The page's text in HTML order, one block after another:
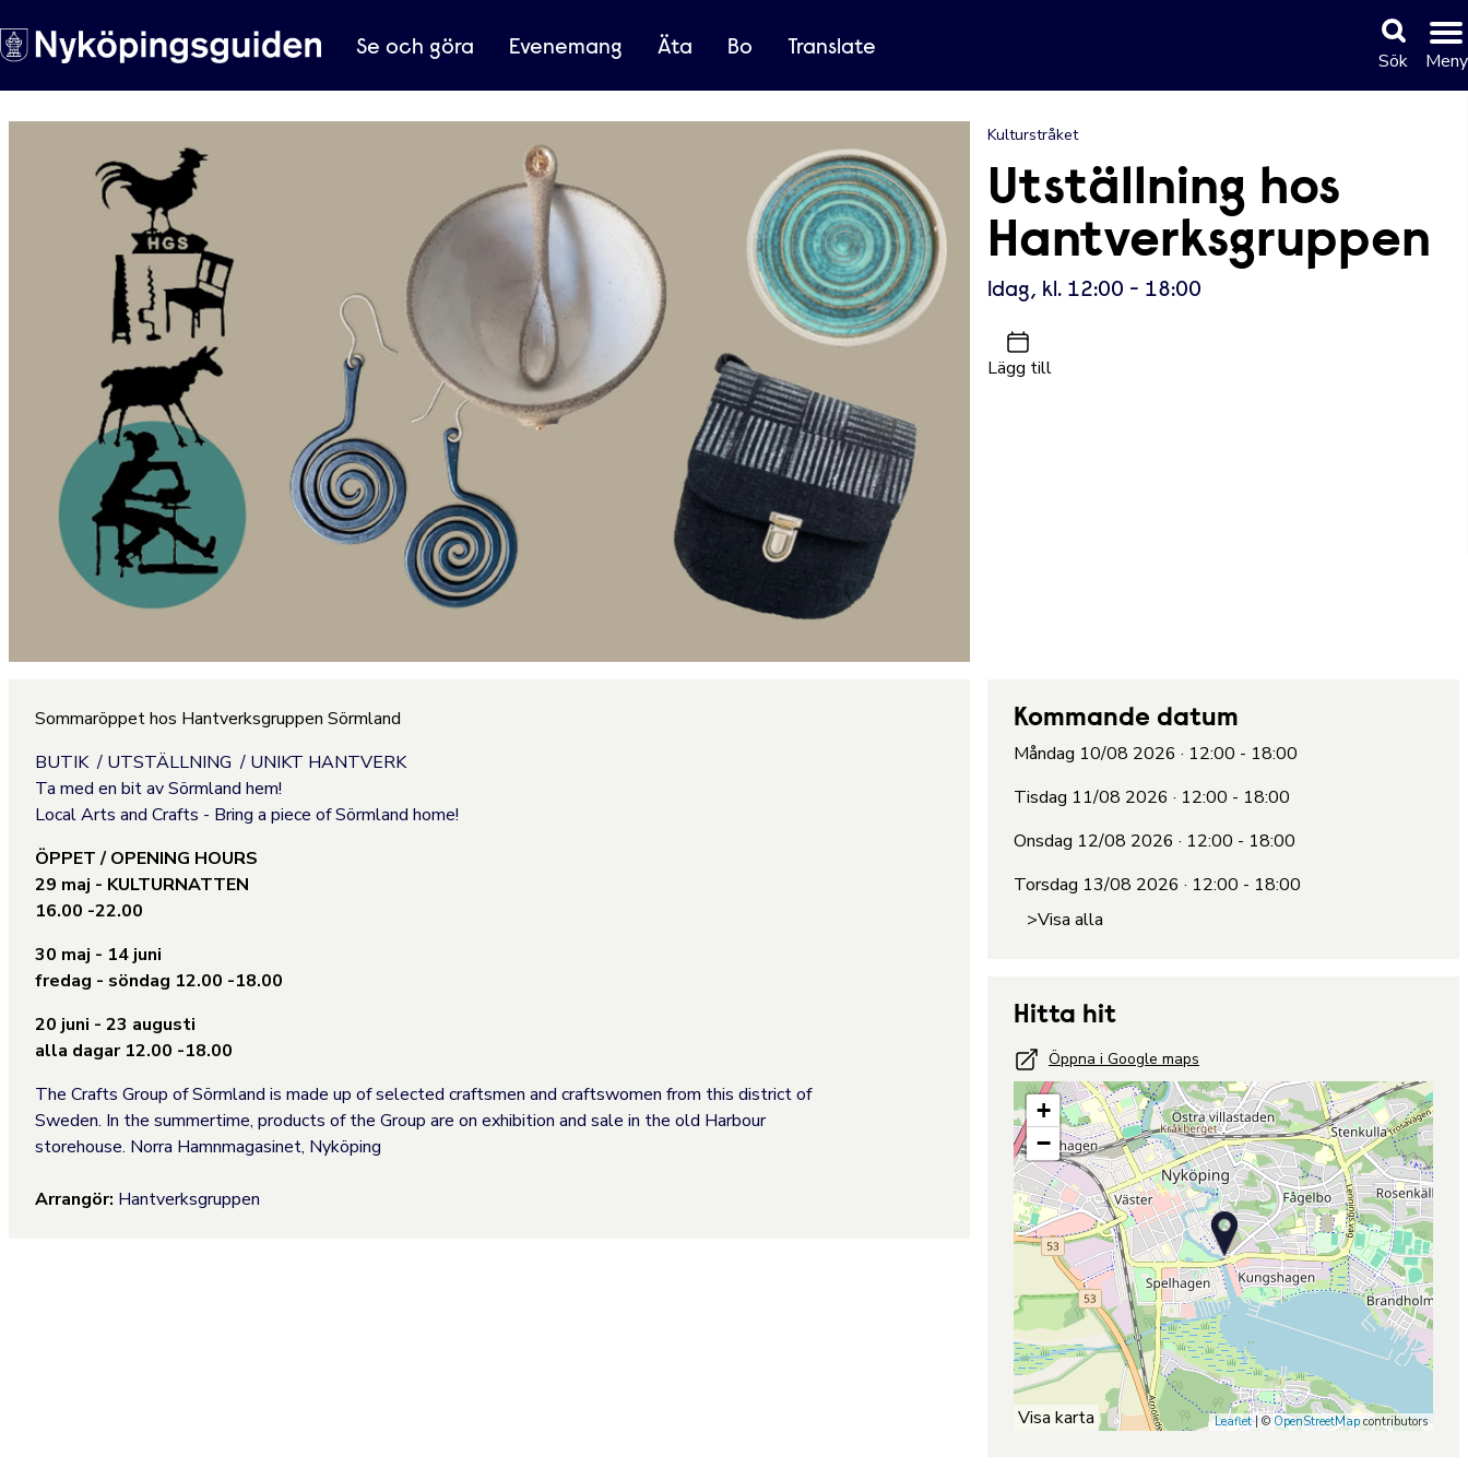
Se och göra Evenemang Äta Bo Translate
Sök Meny
Kulturstråket
Utställning hos
Hantverksgruppen
Idag, kl. 12:00 - 18:00
Lägg till
Sommaröppet hos Hantverksgruppen Sörmland
BUTIK / UTSTÄLLNING / UNIKT HANTVERK
Ta med en bit av Sörmland hem!
Local Arts and Crafts - Bring a piece of Sörmland home!
ÖPPET / OPENING HOURS
29 maj - KULTURNATTEN
16.00 -22.00
30 maj - 14 juni
fredag - söndag 12.00 -18.00
20 juni - 23 augusti
alla dagar 12.00 -18.00
The Crafts Group of Sörmland is made up of selected craftsmen and craftswomen from this district of
Sweden. In the summertime, products of the Group are on exhibition and sale in the old Harbour
storehouse. Norra Hamnmagasinet, Nyköping
Arrangör: Hantverksgruppen
Kommande datum
Måndag 10/08 2026 · 12:00 - 18:00
Tisdag 11/08 2026 · 12:00 - 18:00
Onsdag 12/08 2026 · 12:00 - 18:00
Torsdag 13/08 2026 · 12:00 - 18:00
>Visa alla
Hitta hit
Öppna i Google maps
+
−
Leaflet| © OpenStreetMapcontributors
Visa karta